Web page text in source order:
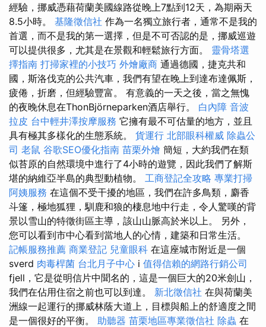
經驗，挪威憑藉荷蘭美國線路從晚上7點到12天，為期兩天
8.5小時。 基隆徵信社 作為一名獨立旅行者，通常不是我的
首選，而不是我的第一選擇，但是不可否認的是，挪威巡遊
可以提供很多，尤其是在景觀和輕鬆旅行方面。 靈骨塔選
擇指南 打掃家裡的小技巧 外燴廠商 通過德國，捷克共和
國，斯洛伐克的公共汽車，我們有望在晚上到達布達佩斯，
疲倦，折磨，但經驗豐富。 有意義的一天之後，當之無愧
的夜晚休息在ThonBjörneparken酒店舉行。 白內障 音波
拉皮 台中輕井澤按摩服務 它擁有最不可估量的地方，並且
具有極其多樣化的生態系統。 貨運行 北部眼科權威 除蟲公
司 老鼠 谷歌SEO優化指南 苗栗外燴 簡短，大約我們在類
似苔原的自然環境中進行了4小時的遊覽，因此我們了解斯
堪的納維亞半島的典型動植物。 工商登記全攻略 專業打掃
阿姨服務 在這個不受干擾的地區，我們在許多鳥類，麝香
斗篷，極地狐狸，馴鹿和狼的棲息地中行走，令人驚嘆的背
景以雪山的特徵街區主導，該山山脈高於米以上。 另外，
您可以看到市中心看到當地人的心情，建築和日常生活。
記帳服務推薦 商業登記 兒童眼科 在這座城市附近是一個
sverd 肉毒桿菌 台北月子中心 i 值得信賴的網路行銷公司
fjell，它是從明信片中聞名的，這是一個巨大的20米劍山，
我們在佔用住宿之前也可以到達。 新北徵信社 在與荷蘭美
洲線一起運行的挪威林蔭大道上，目標與船上的舒適度之間
是一個很好的平衡。 助聽器 苗栗地區專業徵信社 除蟲 在